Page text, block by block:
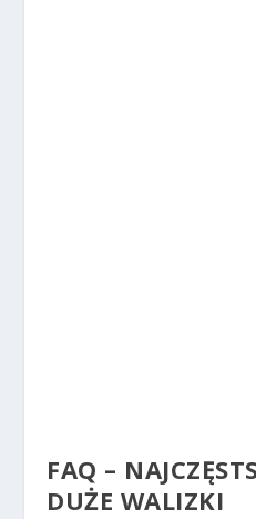
FAQ –
DUŻE WALIZKI